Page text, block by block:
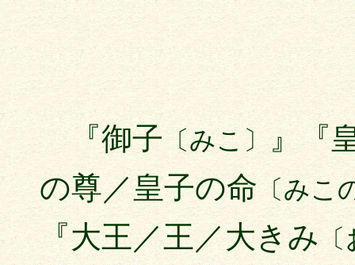
『御子 〔みこ〕』『
の尊／皇子の命〔みこ
『大王／王／大きみ〔